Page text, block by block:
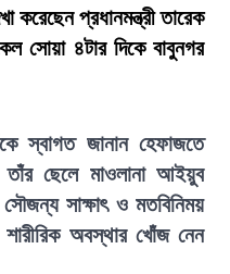
করেছেন প্রধানমন্ত্রী তারেক
সোয়া ৪টার দিকে বাবুনগর
স্বাগত জানান হেফাজতে
তাঁর ছেলে মাওলানা আইয়ুব
সাক্ষাৎ ও মতবিনিময়
অবস্থার খোঁজ নেন